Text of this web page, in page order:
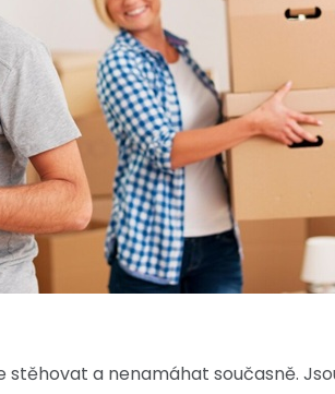
stěhovat a nenamáhat současně.